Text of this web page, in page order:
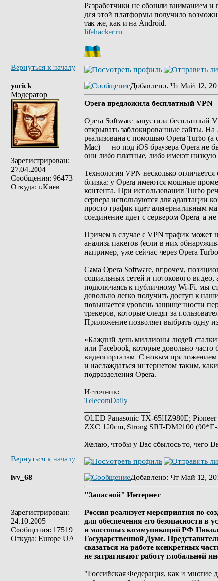
Разработчики не обошли вниманием и
для этой платформы получило
так же, как и на Android.
lifehacker.ru
Вернуться к началу
yorick
Модератор
Зарегистрирован:
27.04.2004
Сообщения: 96473
Откуда: г.Киев
Добавлено: Чт Май 12,
Opera предложила бесплатный VPN
Opera Software запустила бесплатный
открывать заблокированные сайты.
реализована с помощью Opera Turbo
Mac) — но под iOS браузера Opera не
они либо платные, либо имеют низкую
Технология VPN несколько
близка: у Opera имеются мощные
контента. При использовании Turbo
сервера используются для адаптации
просто трафик идет альтернативным
соединение идет с сервером Opera, а
Причем в случае с VPN трафик может
анализа пакетов (если в них
например, уже сейчас через Opera
Сама Opera Software, впрочем,
социальных сетей и потокового
подключаясь к публичному Wi-Fi, мы
довольно легко получить доступ к
повышается уровень защищенности
трекеров, которые следят за
Приложение позволяет выбрать одну
«Каждый день миллионы людей
или Facebook, которые довольно
видеопорталам. С новым
и наслаждаться интернетом таким,
подразделения Opera.
Источник:
TelecomDaily
OLED Panasonic TX-65HZ980E;
ZXC 120cm, Strong SRT-DM2100
Желаю, чтобы у Вас сбылось то, чего
Вернуться к началу
lvv_68
Зарегистрирован:
24.10.2005
Сообщения: 17519
Откуда: Europe UA
Добавлено: Чт Май 12,
"Запасной" Интернет
Россия реализует мероприятия по
для обеспечения его безопасности
и массовых коммуникаций РФ
Государственной Думе.
сказаться на работе конкретных
не затрагивают работу глобальной
"Российская Федерация, как и многие